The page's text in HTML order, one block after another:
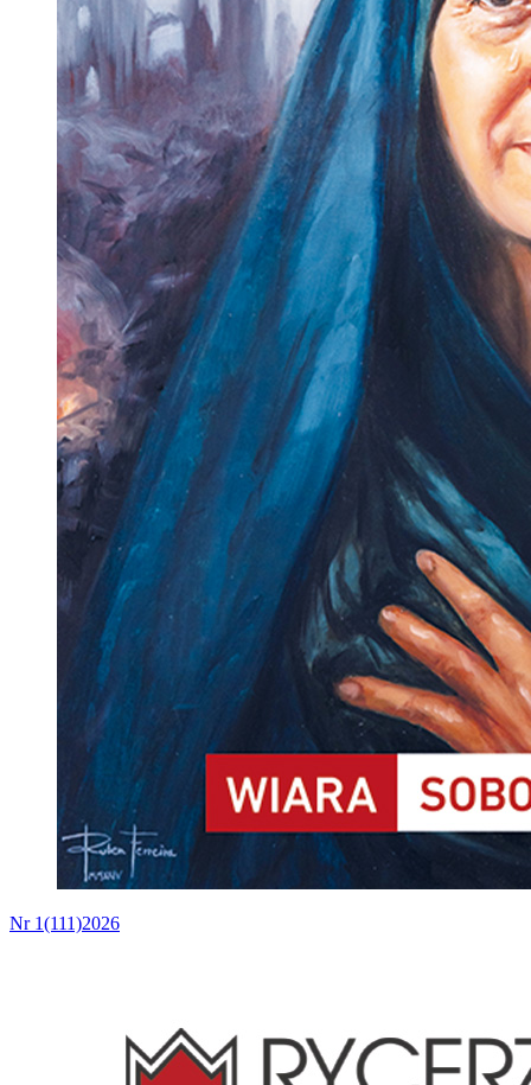
Nr 1(111)2026